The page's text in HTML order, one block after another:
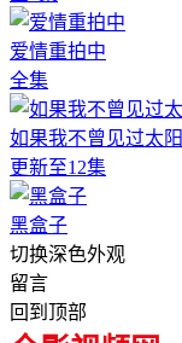
爱情重拍中
全集
如果我不曾见过太阳
更新至12集
黑盒子
切换深色外观
留言
回到顶部